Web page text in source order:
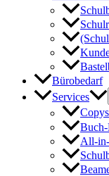
Bürobedarf
Services
Buch-
All-